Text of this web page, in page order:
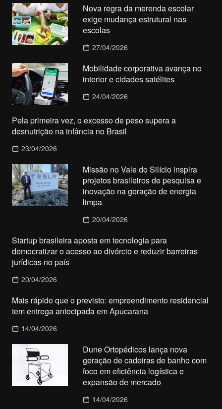
Nova regra da merenda escolar
exige mudança estrutural nas
escolas
27/04/2026
Mobilidade corporativa avança no
interior e cidades satélites
24/04/2026
Pela primeira vez, o excesso de peso supera a
desnutrição na infância no Brasil
23/04/2026
Missão no Vale do Silício inspira
projetos brasileiros de pesquisa e
inovação na geração de energia
limpa
20/04/2026
Startup brasileira aposta em tecnologia para
democratizar o acesso ao divórcio e reduzir barreiras
jurídicas no país
20/04/2026
Mais rápido que o previsto: empreendimento residencial
tem entrega antecipada em Apucarana
14/04/2026
Dune Ortopédicos lança nova
geração de cadeiras de banho com
foco em eficiência logística e
expansão de mercado
14/04/2026